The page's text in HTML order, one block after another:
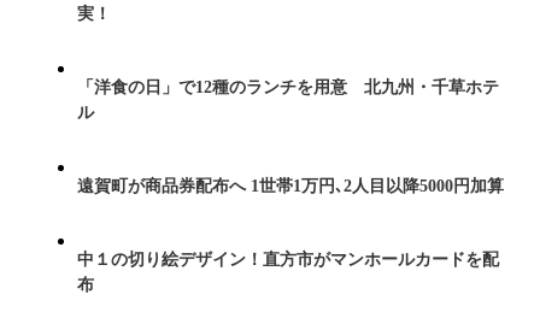
実！
「洋食の日」で12種のランチを用意 北九州・千草ホテ
ル
遠賀町が商品券配布へ 1世帯1万円､2人目以降5000円加算
中１の切り絵デザイン！直方市がマンホールカードを配
布